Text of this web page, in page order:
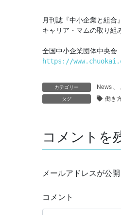
月刊誌『中小企業と組
キャリア・マムの取り組
https://
カテゴリー News 、
タグ 働き
コメントを
メールアドレスが公
コメント